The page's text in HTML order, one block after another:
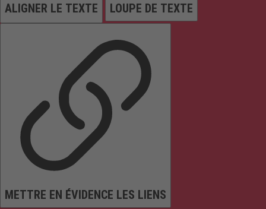
ALIGNER LE TEXTE LOUPE DE TEXTE
METTRE EN ÉVIDENCE LES LIENS